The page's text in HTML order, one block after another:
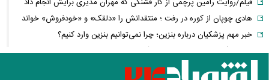
هادی چوپان از کوره در رفت ؛ منتقدانش را «دلقک» و «خودفروش» خواند
خبر مهم پزشکیان درباره بنزین؛ چرا نمی‌توانیم بنزین وارد کنیم؟
فیلم/کارگاه فندک سازی تهران در آتش سوخت!
واکنش معنادار ظریف به توافق مکه